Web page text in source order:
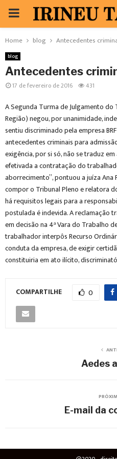
PRIMARY
MENU
Home blog Antecedentes
blog
Antecedentes
17 de fevereiro de 2016 431
A Segunda Turma de Julgamento do
Região) negou, por unanimidade,
sentiu discriminado pela empresa
antecedentes criminais para
exigência, por si só, não se traduz
efetivada a contratação do
aborrecimento”, pontuou a juíza Ana
compor o Tribunal Pleno e relatora
há requisitos legais para a
postulada é indevida. A reclamação
em decisão na 4ª Vara do Trabalho
trabalhador interpôs Recurso
conduta da empresa, de exigir
constituiria em ato ilícito,
COMPARTILHE 0
Aedes
E-mail da